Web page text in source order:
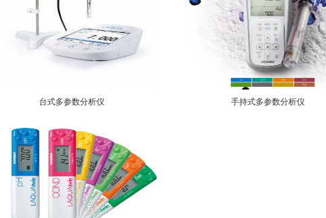
台式多参数分析仪 手持式多参数分析仪